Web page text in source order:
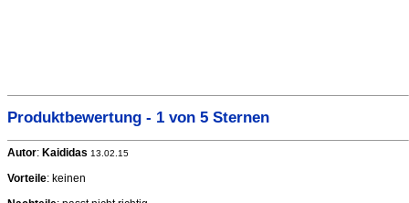
Produktbewertung - 1 von 5 Sternen
Autor: Kaididas 13.02.15
Vorteile: keinen